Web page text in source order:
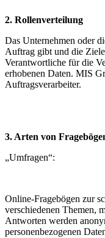
2. Rollenverteilung
Das Unternehmen oder
Auftrag gibt und die
Verantwortliche für die
erhobenen Daten. MIS
Auftragsverarbeiter.
3. Arten von
„Umfragen“:
Online-Fragebögen zur
verschiedenen Themen,
Antworten werden
personenbezogenen